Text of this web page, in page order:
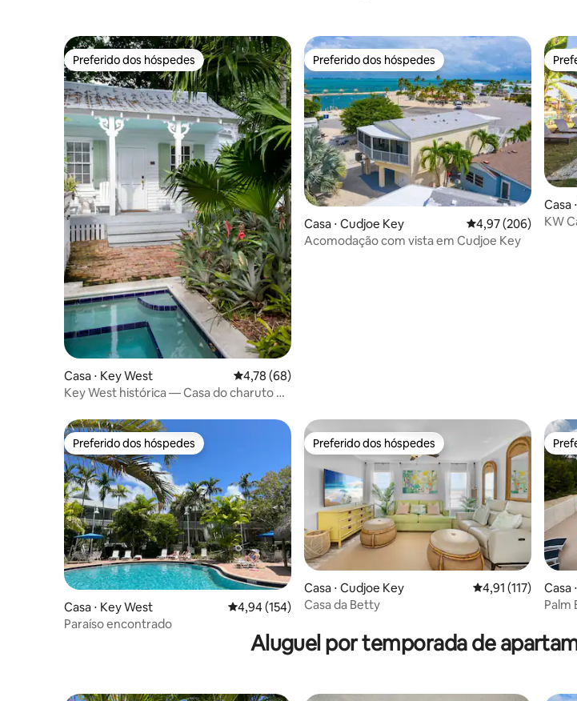
Preferido dos hóspedes
Preferido dos hóspedes
Casa ⋅ Key West 4,78 de uma avaliação média de 5, 68 avaliações
4,78 (68)
Key West histórica — Casa do charuto —
Preferido dos hóspedes
Preferido dos hóspedes
Casa ⋅ Cudjoe Key 4,97 de uma
4,97 (206)
Acomodação com vista em Cudjoe Key
Casa
KW
Preferido dos hóspedes
Preferido dos hóspedes
Casa ⋅ Key West 4,94 de uma avaliação média de 5, 154 avaliações
4,94 (154)
Paraíso encontrado
Preferido dos hóspedes
Preferido dos hóspedes
Casa ⋅ Cudjoe Key 4,91 de uma
4,91 (117)
Casa da Betty
Casa
Palm
Aluguel por temporada de